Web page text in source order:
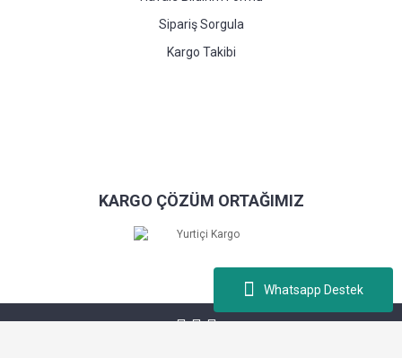
Whatsapp Destek
Sipariş Sorgula
Kargo Takibi
KARGO ÇÖZÜM ORTAĞIMIZ